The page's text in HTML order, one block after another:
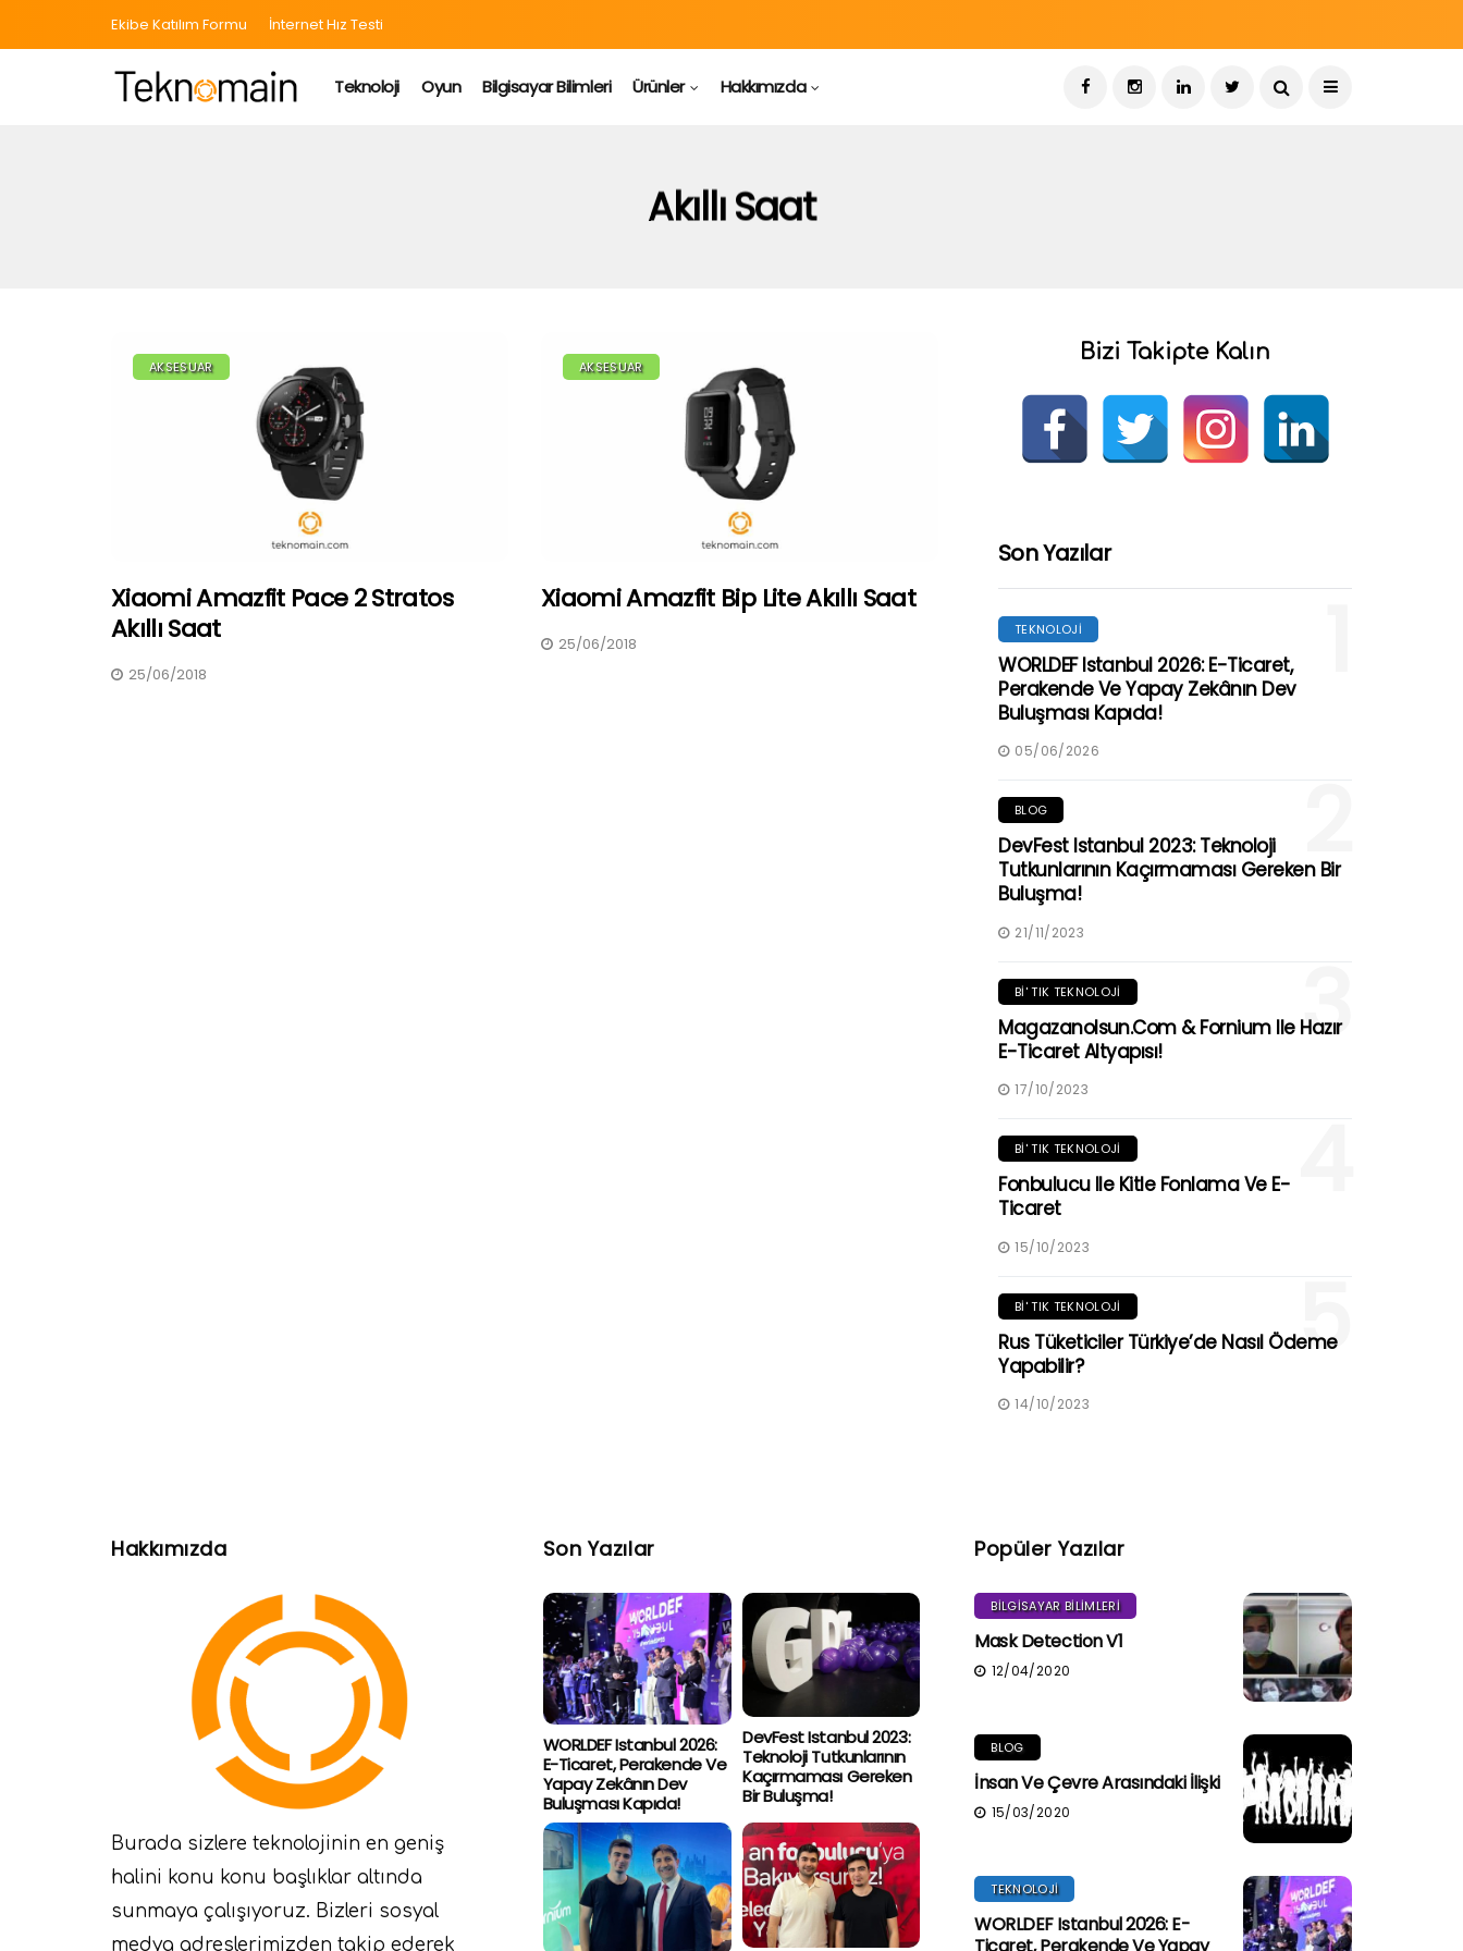
Ekibe Katılım Formu İnternet Hız Testi
Teknoloji Oyun Bilgisayar Bilimleri Ürünler Hakkımızda
Akıllı Saat
AKSESUAR
Xiaomi Amazfit Pace 2 Stratos
Akıllı Saat
25/06/2018
AKSESUAR
Xiaomi Amazfit Bip Lite Akıllı Saat
25/06/2018
Bizi Takipte Kalın
Son Yazılar
TEKNOLOJI
WORLDEF Istanbul 2026: E-Ticaret,
Perakende Ve Yapay Zekânın Dev
Buluşması Kapıda!
05/06/2026
BLOG
DevFest Istanbul 2023: Teknoloji
Tutkunlarının Kaçırmaması Gereken Bir
Buluşma!
21/11/2023
3
BI' TIK TEKNOLOJI
Magazanolsun.com & Fornium Ile Hazır
E-Ticaret Altyapısı!
17/10/2023
BI' TIK TEKNOLOJI
Fonbulucu Ile Kitle Fonlama Ve E-
Ticaret
15/10/2023
5
BI' TIK TEKNOLOJI
Rus Tüketiciler Türkiye’de Nasıl Ödeme
Yapabilir?
14/10/2023
Hakkımızda
Burada sizlere teknolojinin en geniş
halini konu konu başlıklar altında
sunmaya çalışıyoruz. Bizleri sosyal
medya adreslerimizden takip ederek
Son Yazılar
WORLDEF Istanbul 2026:
E-Ticaret, Perakende Ve
Yapay Zekânın Dev
Buluşması Kapıda!
DevFest Istanbul 2023:
Teknoloji Tutkunlarının
Kaçırmaması Gereken
Bir Buluşma!
Popüler Yazılar
BILGISAYAR BILIMLERI
Mask Detection V1
12/04/2020
BLOG
İnsan Ve Çevre Arasındaki İlişki
15/03/2020
TEKNOLOJI
WORLDEF Istanbul 2026: E-